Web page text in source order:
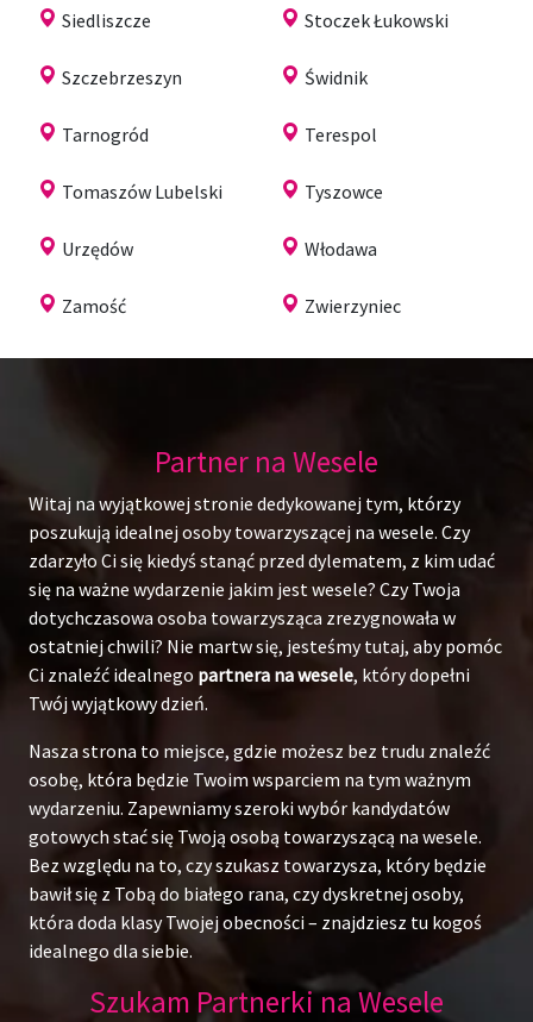
Siedliszcze Stoczek Łukowski
Szczebrzeszyn Świdnik
Tarnogród Terespol
Tomaszów Lubelski Tyszowce
Urzędów Włodawa
Zamość Zwierzyniec
Partner na Wesele
Witaj na wyjątkowej stronie dedykowanej tym, którzy
poszukują idealnej osoby towarzyszącej na wesele. Czy
zdarzyło Ci się kiedyś stanąć przed dylematem, z kim udać
się na ważne wydarzenie jakim jest wesele? Czy Twoja
dotychczasowa osoba towarzysząca zrezygnowała w
ostatniej chwili? Nie martw się, jesteśmy tutaj, aby pomóc
Ci znaleźć idealnego partnera na wesele, który dopełni
Twój wyjątkowy dzień.
Nasza strona to miejsce, gdzie możesz bez trudu znaleźć
osobę, która będzie Twoim wsparciem na tym ważnym
wydarzeniu. Zapewniamy szeroki wybór kandydatów
gotowych stać się Twoją osobą towarzyszącą na wesele.
Bez względu na to, czy szukasz towarzysza, który będzie
bawił się z Tobą do białego rana, czy dyskretnej osoby,
która doda klasy Twojej obecności – znajdziesz tu kogoś
idealnego dla siebie.
Szukam Partnerki na Wesele